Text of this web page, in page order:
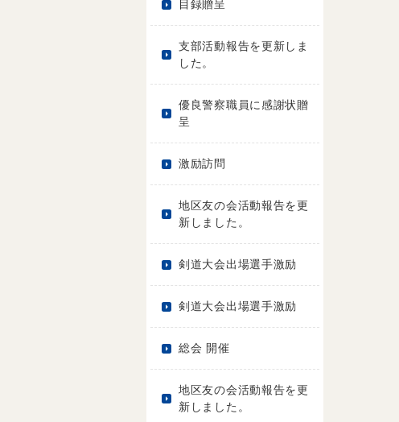
目録贈呈
支部活動報告を更新しま
した。
優良警察職員に感謝状贈
呈
激励訪問
地区友の会活動報告を更
新しました。
剣道大会出場選手激励
剣道大会出場選手激励
総会 開催
地区友の会活動報告を更
新しました。